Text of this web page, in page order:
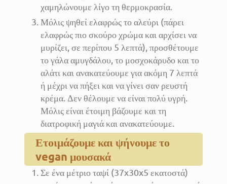
χαμηλώνουμε λίγο τη θερμοκρασία.
Μόλις ψηθεί ελαφρώς το αλεύρι (πάρει
ελαφρώς πιο σκούρο χρώμα και αρχίσει να
μυρίζει, σε περίπου 5 λεπτά), προσθέτουμε
το γάλα αμυγδάλου, το μοσχοκάρυδο και το
αλάτι και ανακατεύουμε για ακόμη 7 λεπτά
ή μέχρι να πήξει και να γίνει σαν ρευστή
κρέμα. Δεν θέλουμε να είναι πολύ υγρή.
Μόλις είναι έτοιμη βάζουμε και τη
διατροφική μαγιά και ανακατεύουμε.
Ετοιμάζουμε και ψήνουμε το
vegan μουσακά
Σε ένα μέτριο ταψί (37x30x5 εκατοστά)